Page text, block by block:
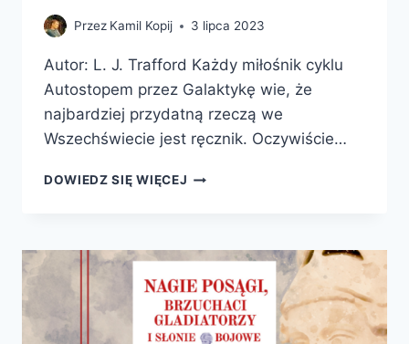
Przez Kamil Kopij 3 lipca 2023
Autor: L. J. Trafford Każdy miłośnik cyklu
Autostopem przez Galaktykę wie, że
najbardziej przydatną rzeczą we
Wszechświecie jest ręcznik. Oczywiście…
DOWIEDZ SIĘ WIĘCEJ JAK
RZYMIE